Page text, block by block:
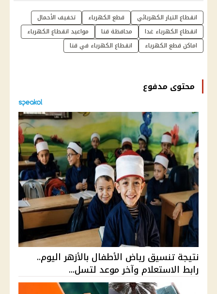
انقطاع التيار الكهربائي قطع الكهرباء
تخفيف الأحمال
انقطاع الكهرباء غدا
محافظة قنا
مواعيد انقطاع الكهرباء
اماكن قطع الكهرباء
انقطاع الكهرباء في قنا
محتوى مدفوع
نتيجة تنسيق رياض الأطفال بالأزهر اليوم..
رابط الاستعلام وآخر موعد لتسل...